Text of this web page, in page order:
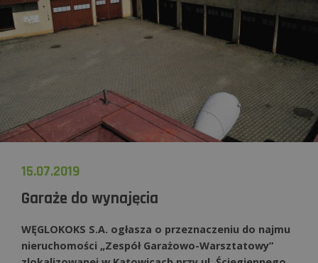
15.07.2019
Garaże do wynajęcia
WĘGLOKOKS S.A. ogłasza o przeznaczeniu do najmu
nieruchomości „Zespół Garażowo-Warsztatowy”